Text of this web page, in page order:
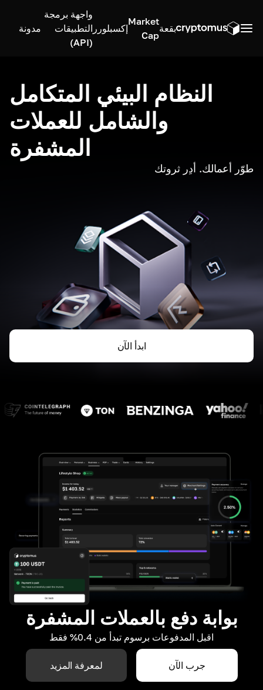
بقعة
Market
Cap
إكسبلورر
واجهة برمجة
التطبيقات
(API)
مدونة
النظام البيئي المتكامل
والشامل للعملات
المشفرة
طوّر أعمالك. أدِر ثروتك
ابدأ الآن
بوابة دفع بالعملات المشفرة
اقبل المدفوعات برسوم تبدأ من 0.4% فقط
جرب الآن لمعرفة المزيد